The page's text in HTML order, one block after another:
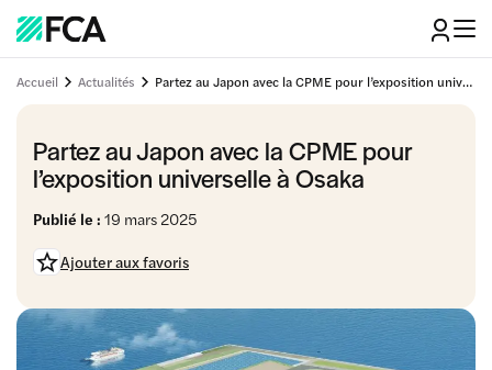
Accueil Actualités Partez au Japon avec la CPME pour l’exposition universelle à Osaka
Partez au Japon avec la CPME pour
l’exposition universelle à Osaka
Publié le : 19 mars 2025
Ajouter aux favoris